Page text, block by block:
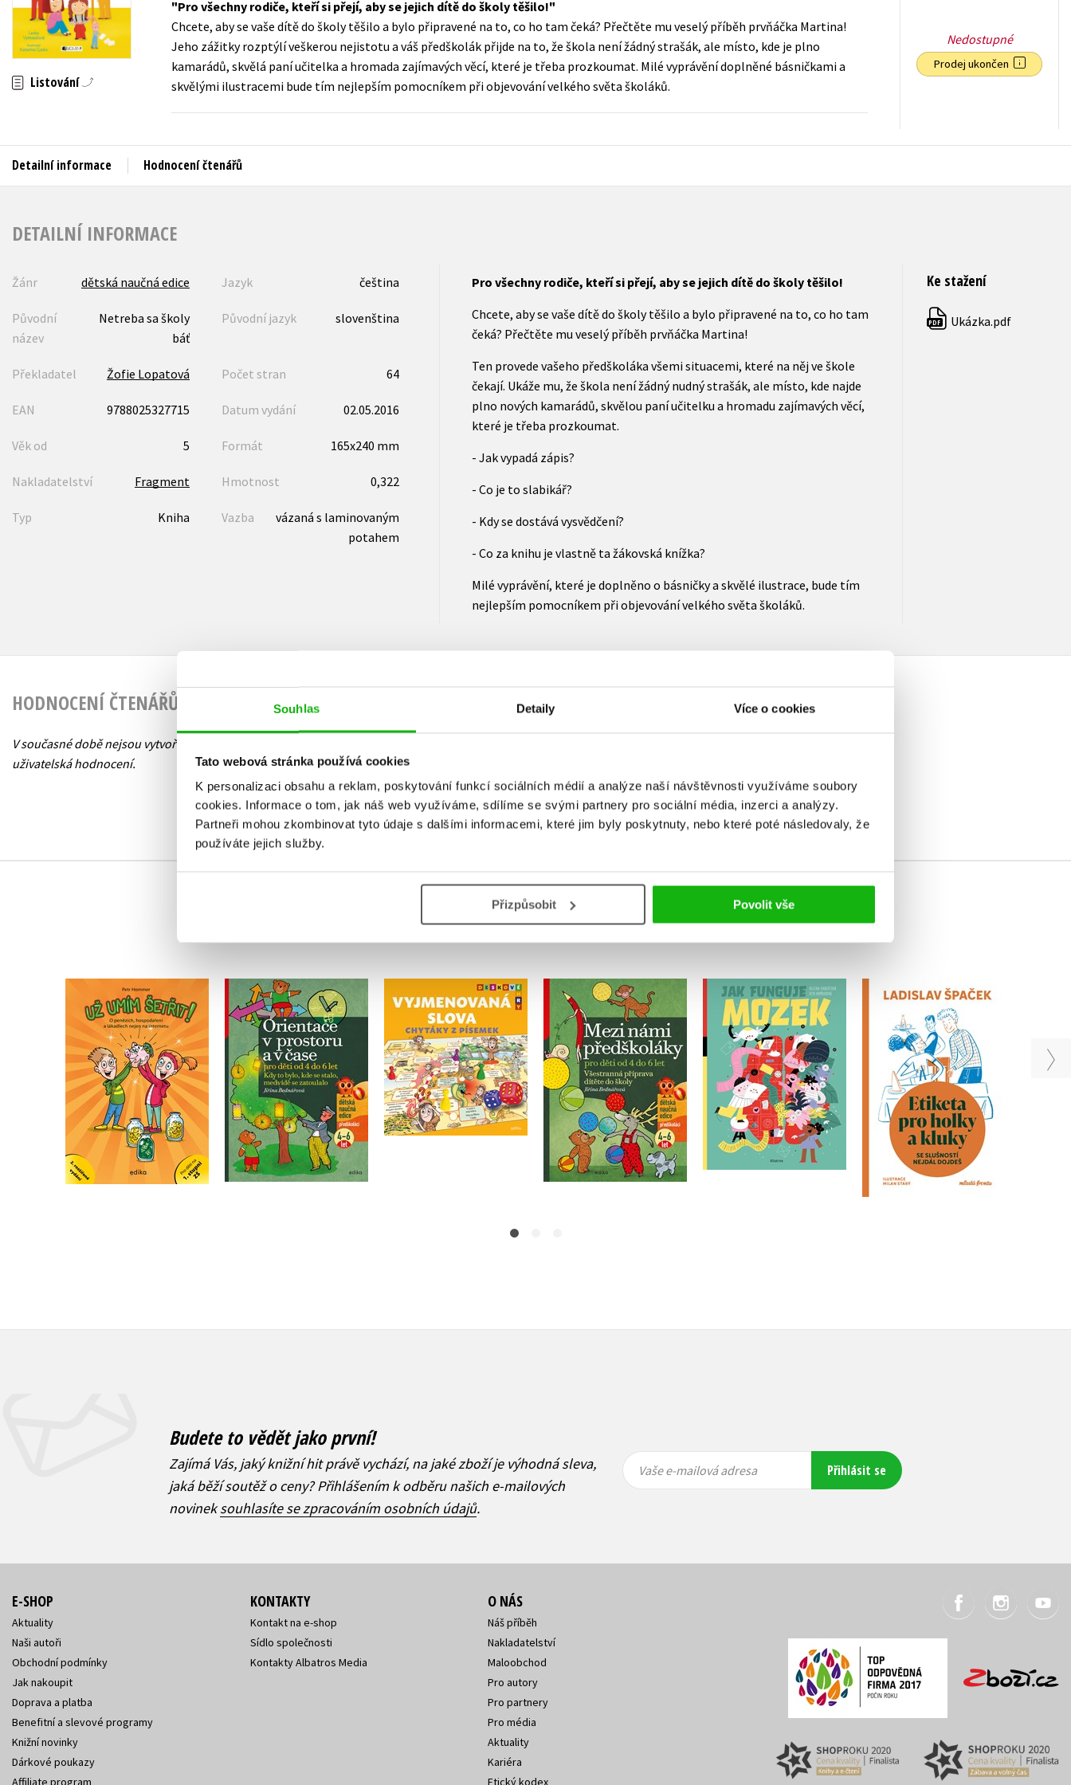
Souhlas Detaily Více o cookies
Tato webová stránka používá cookies
K personalizaci obsahu a reklam, poskytování funkcí sociálních médií a analýze naší návštěvnosti využíváme soubory
cookies. Informace o tom, jak náš web využíváme, sdílíme se svými partnery pro sociální média, inzerci a analýzy.
Partneři mohou zkombinovat tyto údaje s dalšími informacemi, které jim byly poskytnuty, nebo které poté následovaly, že
používáte jejich služby.
Přizpůsobit Povolit vše
Auto - moto
Beletrie pro děti
Jazyky
Kalendáře
Kariéra a osobní rozvoj
Populárně - naučná pro dospělé
Populárně - naučné pro děti
Předškoláci
Příroda a zahrada
Young adult (SK)
Zahraniční literatura
Zdraví a životní styl
Listování
Pro všechny rodiče, kteří si přejí, aby se jejich dítě do školy těšilo!
Chcete, aby se vaše dítě do školy těšilo a bylo připravené na to, co ho tam čeká? Přečtěte mu veselý příběh prvňáčka Martina!
Jeho zážitky rozptýlí veškerou nejistotu a váš předškolák přijde na to, že škola není žádný strašák, ale místo, kde je plno
kamarádů, skvělá paní učitelka a hromada zajímavých věcí, které je třeba prozkoumat. Milé vyprávění doplněné básničkami a
skvělými ilustracemi bude tím nejlepším pomocníkem při objevování velkého světa školáků.
Nedostupné
Prodej ukončen
Detailní informace Hodnocení čtenářů
DETAILNÍ INFORMACE
Žánr dětská naučná edice Jazyk čeština
Původní
název
Netreba sa školy
báť
Původní jazyk slovenština
Překladatel Žofie Lopatová Počet stran 64
EAN 9788025327715 Datum vydání 02.05.2016
Věk od 5 Formát 165x240 mm
Nakladatelství Fragment Hmotnost 0,322
Typ Kniha Vazba
vázaná s laminovaným
potahem
Pro všechny rodiče, kteří si přejí, aby se jejich dítě do školy těšilo!
Chcete, aby se vaše dítě do školy těšilo a bylo připravené na to, co ho tam
čeká? Přečtěte mu veselý příběh prvňáčka Martina!
Ten provede vašeho předškoláka všemi situacemi, které na něj ve škole
čekají. Ukáže mu, že škola není žádný nudný strašák, ale místo, kde najde
plno nových kamarádů, skvělou paní učitelku a hromadu zajímavých věcí,
které je třeba prozkoumat.
- Jak vypadá zápis?
- Co je to slabikář?
- Kdy se dostává vysvědčení?
- Co za knihu je vlastně ta žákovská knížka?
Milé vyprávění, které je doplněno o básničky a skvělé ilustrace, bude tím
nejlepším pomocníkem při objevování velkého světa školáků.
Ke stažení
PDF Ukázka.pdf
HODNOCENÍ ČTENÁŘŮ
V současné době nejsou vytvořena žádná
uživatelská hodnocení.
Přihlásit
MOHLO BY VÁS TAKÉ ZAJÍMAT
Už umím šetřit!
Petr Hommer
Do košíku
369 Kč
295 Kč
Orientace v prostoru a
čase pro děti od 4 do 6
let
Jiřina Bednářová
Do košíku
229 Kč
183 Kč
Vyjmenovaná slova:
chytáky z písemek
Eva Mrázková
,
Andrea Brázdová
Mezi námi předškoláky
pro děti od 4 do 6 let
Jiřina Bednářová
Do košíku
229 Kč
183 Kč
Jak funguje mozek?
Helena Haraštová
Do košíku
269 Kč
215 Kč
Etiketa pro holky a
kluky
Ladislav Špaček
Do košíku
369 Kč
295 Kč
Budete to vědět jako první!
Zajímá Vás, jaký knižní hit právě vychází, na jaké zboží je výhodná sleva,
jaká běží soutěž o ceny? Přihlášením k odběru našich e-mailových
novineksouhlasíte se zpracováním osobních údajů.
mailová
mailová
Vaše e-mailová adresa Přihlásit se
E-SHOP
Aktuality
Naši autoři
Obchodní podmínky
Jak nakoupit
Doprava a platba
Benefitní a slevové programy
Knižní novinky
Dárkové poukazy
Affiliate program
KONTAKTY
Kontakt na e-shop
Sídlo společnosti
Kontakty Albatros Media
O NÁS
Náš příběh
Nakladatelství
Maloobchod
Pro autory
Pro partnery
Pro média
Aktuality
Kariéra
Etický kodex